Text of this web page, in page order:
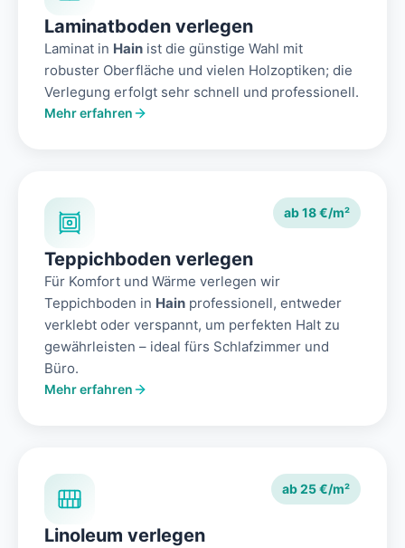
Laminatboden verlegen
Laminat in Hain ist die günstige Wahl mit
robuster Oberfläche und vielen Holzoptiken; die
Verlegung erfolgt sehr schnell und professionell.
Mehr erfahren
ab 18 €/m²
Teppichboden verlegen
Für Komfort und Wärme verlegen wir
Teppichboden in Hain professionell, entweder
verklebt oder verspannt, um perfekten Halt zu
gewährleisten – ideal fürs Schlafzimmer und
Büro.
Mehr erfahren
ab 25 €/m²
Linoleum verlegen